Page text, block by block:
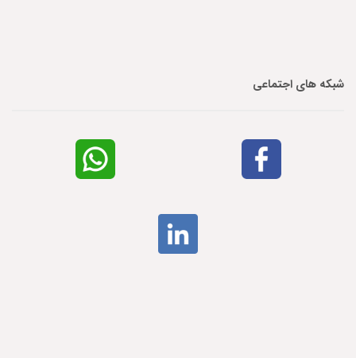
شبکه های اجتماعی